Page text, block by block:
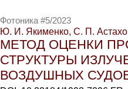
Фотоника #5/2023
Ю. И. Якименко, С. П.
МЕТОД ОЦЕНКИ
СТРУКТУРЫ
ВОЗДУШНЫХ